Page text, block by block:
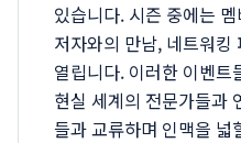
있습니다. 시즌 중에는
저자와의 만남, 네트워
열립니다. 이러한 이벤트
현실 세계의 전문가들과
들과 교류하며 인맥을 넓